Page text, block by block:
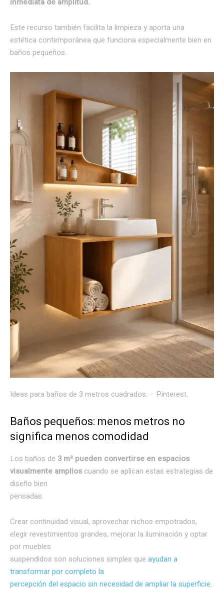
Este recurso también facilita la limpieza y aporta una
estética contemporánea que funciona especialmente bien en
baños pequeños.
Ideas para baños de 3 metros cuadrados. – Pinterest.
Baños pequeños: menos metros no
significa menos comodidad
Los baños de 3 m² pueden convertirse en espacios
visualmente amplios cuando se aplican estas estrategias de
diseño bien
pensadas.
Crear continuidad visual, aprovechar nichos empotrados,
elegir revestimientos grandes, mejorar la iluminación y optar
por muebles
suspendidos son soluciones simples que ayudan a
transformar por completo la
percepción del espacio sin necesidad de ampliar la superficie.